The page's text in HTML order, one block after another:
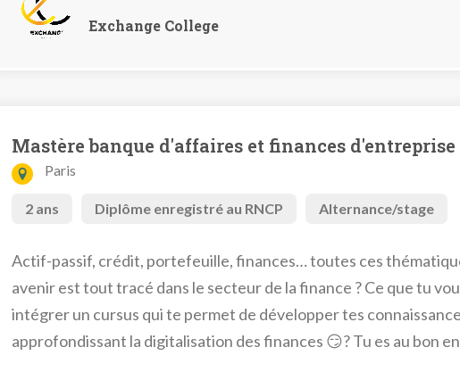
Exchange College
Mastère banque d'affaires et finances d'entreprise
Paris
2 ans Diplôme enregistré au RNCP Alternance/stage
Actif-passif, crédit, portefeuille, finances… toutes ces
avenir est tout tracé dans le secteur de la finance ? Ce que tu
intégrer un cursus qui te permet de développer tes
approfondissant la digitalisation des finances 😏? Tu es au bon